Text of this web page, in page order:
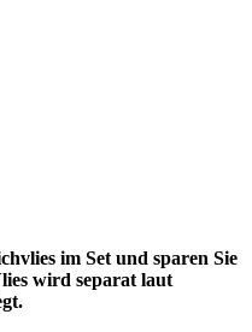
im Set und sparen Sie
wird separat laut